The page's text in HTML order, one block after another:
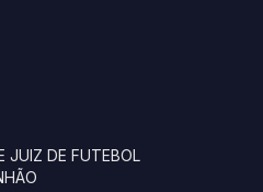
JUIZ DE FUTEBOL